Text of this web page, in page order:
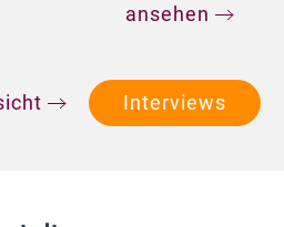
ansehen
Interviews